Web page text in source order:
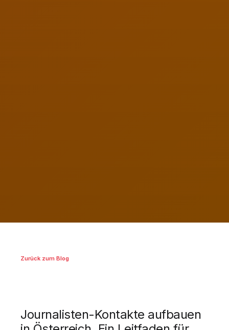
Zurück zum Blog
Journalisten-Kontakte aufbauen